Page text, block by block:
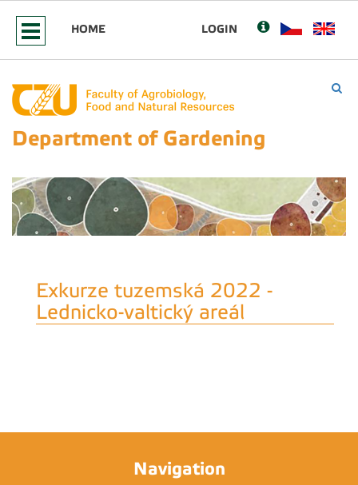
HOME LOGIN
Department of Gardening
Exkurze tuzemská 2022 -
Lednicko-valtický areál
Navigation